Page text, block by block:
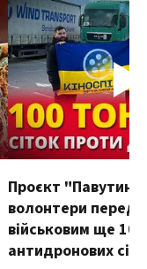
Проєкт
волонтери
військовим ще
антидронових